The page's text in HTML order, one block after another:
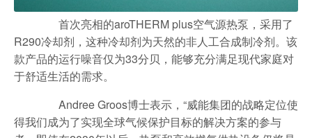
首次亮相的aroTHERM plus空气源热泵，采用了
R290冷却剂，这种冷却剂为天然的非人工合成制冷剂。该
款产品的运行噪音仅为33分贝，能够充分满足现代家庭对
于舒适生活的需求。
Andree Groos博士表示，“威能集团的战略定位使
得我们成为了实现全球气候保护目标的解决方案的参与